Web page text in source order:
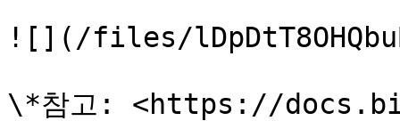
![](/files/
\*참고: <https://